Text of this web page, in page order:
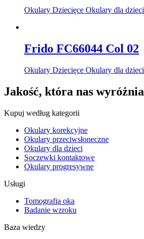
Okulary Dziecięce Okulary dla dzieci
Frido FC66044 Col 02
Okulary Dziecięce Okulary dla dzieci
Jakość, która nas wyróżnia
Kupuj według kategorii
Okulary korekcyjne
Okulary przeciwsłoneczne
Okulary dla dzieci
Soczewki kontaktowe
Okulary progresywne
Usługi
Tomografia oka
Badanie wzroku
Baza wiedzy